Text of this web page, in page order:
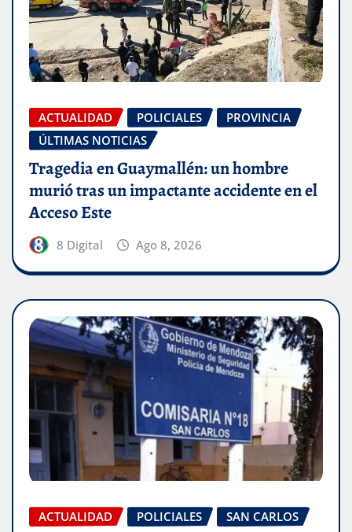
ACTUALIDAD POLICIALES
PROVINCIA
ÚLTIMAS NOTICIAS
Tragedia en Guaymallén: un hombre
murió tras un impactante accidente en el
Acceso Este
8 Digital Ago 8, 2026
ACTUALIDAD POLICIALES SAN CARLOS